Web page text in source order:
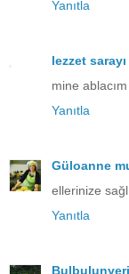
Yanıtla
lezzet sarayı
mine
Yanıtla
Güloanne
ellerinize
Yanıtla
Bulbulunyeri